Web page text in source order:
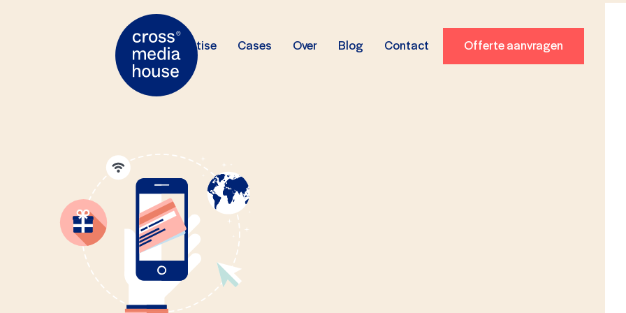
Expertise Cases Over Blog Contact Offerte aanvragen